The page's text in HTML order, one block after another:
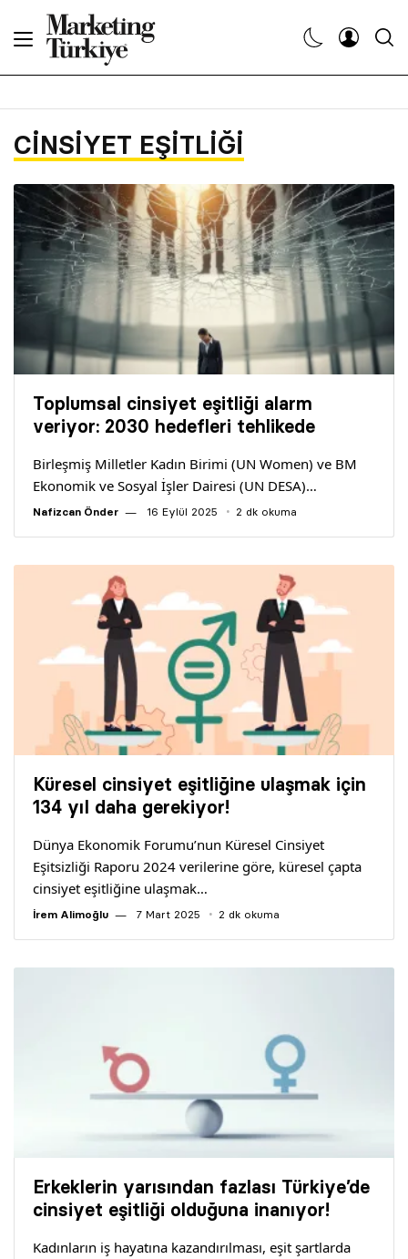
CINSIYET EŞITLIĞI
Toplumsal cinsiyet eşitliği alarm
veriyor: 2030 hedefleri tehlikede
Birleşmiş Milletler Kadın Birimi (UN Women) ve BM
Ekonomik ve Sosyal İşler Dairesi (UN DESA)…
Nafizcan Önder 16 Eylül 2025 2 dk okuma
Küresel cinsiyet eşitliğine ulaşmak için
134 yıl daha gerekiyor!
Dünya Ekonomik Forumu’nun Küresel Cinsiyet
Eşitsizliği Raporu 2024 verilerine göre, küresel çapta
cinsiyet eşitliğine ulaşmak…
İrem Alimoğlu 7 Mart 2025 2 dk okuma
Erkeklerin yarısından fazlası Türkiye’de
cinsiyet eşitliği olduğuna inanıyor!
Kadınların iş hayatına kazandırılması, eşit şartlarda
Haberler
Dergiler
Etkinlikler
Söyleşiler
Kariyer
Yazarlar
Araştırma